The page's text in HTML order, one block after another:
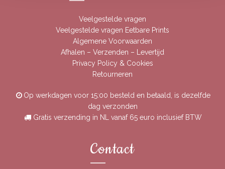
Veelgestelde vragen
Veelgestelde vragen Eetbare Prints
Algemene Voorwaarden
Afhalen – Verzenden – Levertijd
Privacy Policy & Cookies
Retourneren
Op werkdagen voor 15:00 besteld en betaald, is dezelfde
dag verzonden
Gratis verzending in NL vanaf 65 euro inclusief BTW
Contact